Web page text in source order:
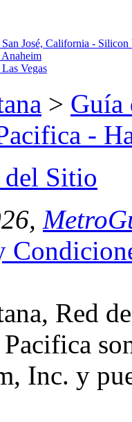
San José, California -
Anaheim
Vegas
> Guía
-
del Sitio
Red
Inc. y